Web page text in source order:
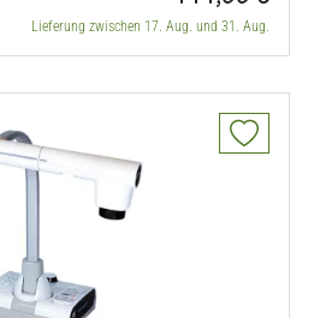
Lieferung zwischen 17. Aug. und 31. Aug.